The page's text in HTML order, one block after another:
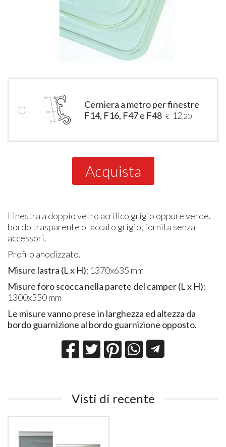
Cerniera a metro per finestre
F14, F16, F47 e F48 € 12 ,20
Acquista
Finestra a doppio vetro acrilico grigio oppure verde,
bordo trasparente o laccato grigio, fornita senza
accessori.
Profilo anodizzato.
Misure lastra (L x H): 1370x635 mm
Misure foro scocca nella parete del camper (L x H):
1300x550 mm
Le misure vanno prese in larghezza ed altezza da
bordo guarnizione al bordo guarnizione opposto.
Visti di recente